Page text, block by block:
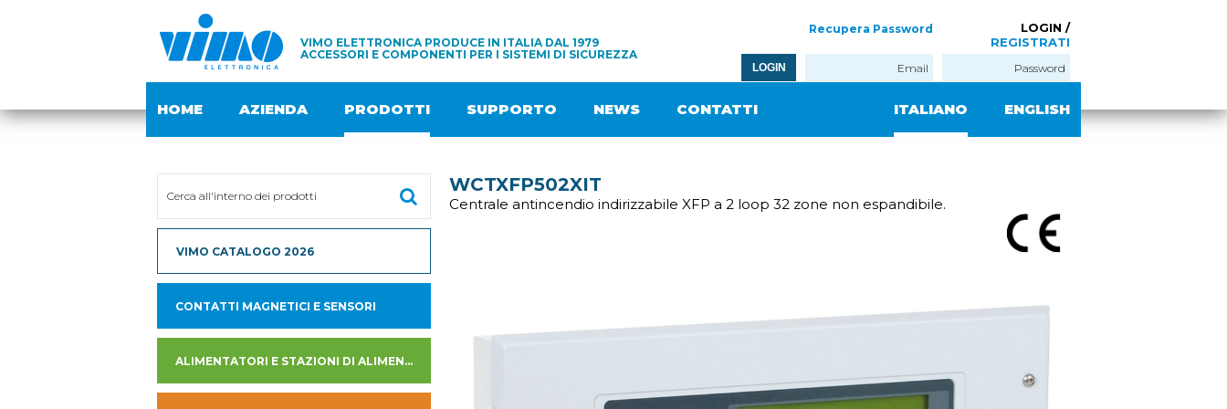
VIMO ELETTRONICA PRODUCE IN ITALIA DAL 1979
ACCESSORI E COMPONENTI PER I SISTEMI DI SICUREZZA
LOGIN /
REGISTRATI
Recupera Password
LOGIN
HOME AZIENDA PRODOTTI SUPPORTO NEWS CONTATTI ENGLISH
ITALIANO
VIMO CATALOGO 2026
CONTATTI MAGNETICI E SENSORI
ALIMENTATORI E STAZIONI DI ALIMENTAZIONE
WCTXFP502XIT
Centrale antincendio indirizzabile XFP a 2 loop 32 zone non espandibile.